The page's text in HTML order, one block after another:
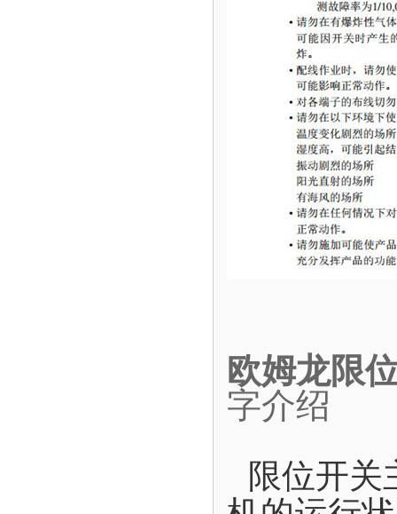
欧姆龙限
字介绍
限位开关